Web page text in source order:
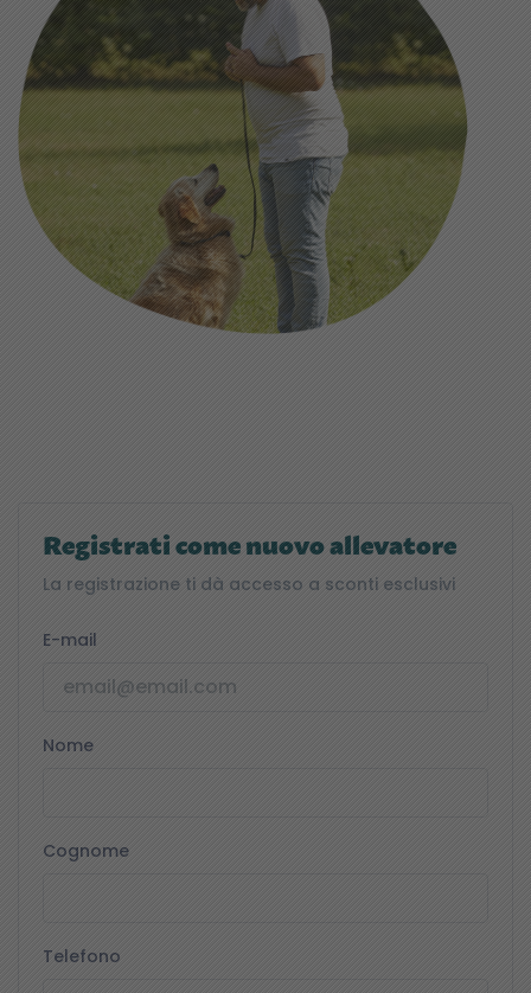
Registrati come nuovo allevatore
La registrazione ti dà accesso a sconti esclusivi
E-mail
Nome
Cognome
Telefono